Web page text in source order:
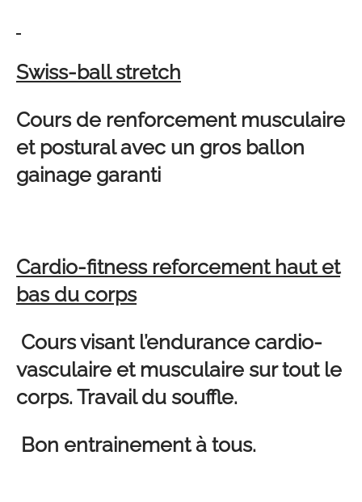
Swiss-ball stretch
Cours de renforcement musculaire
et postural avec un gros ballon
gainage garanti
Cardio-fitness reforcement haut et
bas du corps
Cours visant l’endurance cardio-
vasculaire et musculaire sur tout le
corps. Travail du souffle.
Bon entrainement à tous.